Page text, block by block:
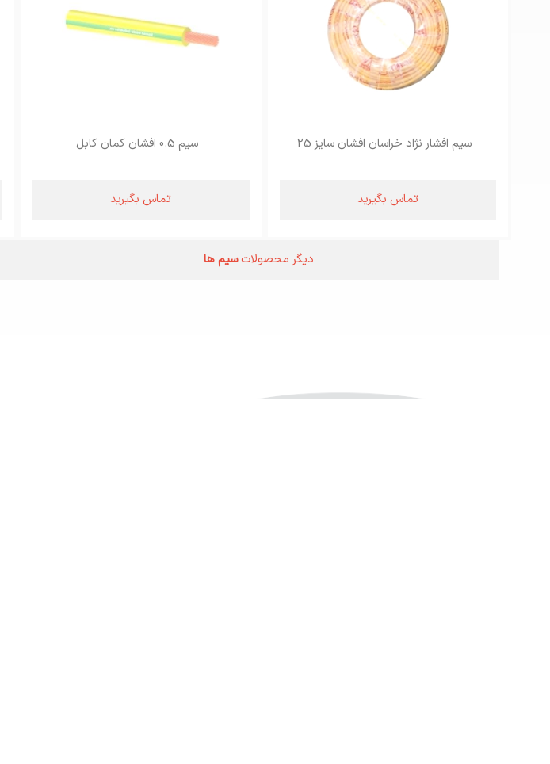
سیم افشار نژاد خراسان افشان سایز 25
تماس بگیرید
سیم 0.5 افشان کمان کابل
تماس بگیرید
دیگر محصولاتسیم ها